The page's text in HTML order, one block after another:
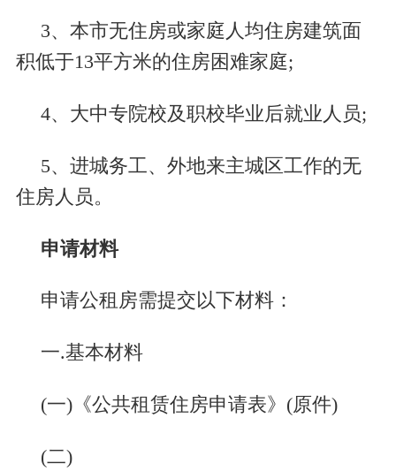
3、本市无住房或家庭人均住房建筑面
积低于13平方米的住房困难家庭;
4、大中专院校及职校毕业后就业人员;
5、进城务工、外地来主城区工作的无
住房人员。
申请材料
申请公租房需提交以下材料：
一.基本材料
(一)《公共租赁住房申请表》 (原件)
(二)